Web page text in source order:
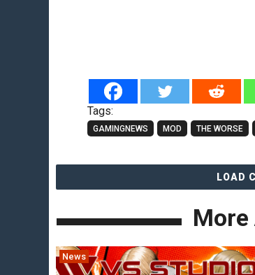
Tags:
GAMINGNEWS MOD THE WORSE
LOAD
News